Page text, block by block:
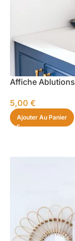
Affiche Ablutions
5,00 €
Ajouter Au Panier